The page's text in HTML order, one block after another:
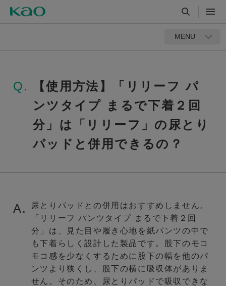
MENU
Q.
【使用方法】「リリーフ パ
ンツタイプ まるで下着２回
分」は「リリーフ」の尿とり
パッドと併用できるの？
A.
尿とりパッドとの併用はおすすめしません。
「リリーフ パンツタイプ まるで下着２回
分」は、見た目や履き心地を紙パンツの中で
も下着らしく設計した製品です。股下のモコ
モコ感を少なくするために股下の幅を他のパ
ンツより狭くし、股下の横に吸収体がありま
せん。そのため、尿とりパッドで吸収できな